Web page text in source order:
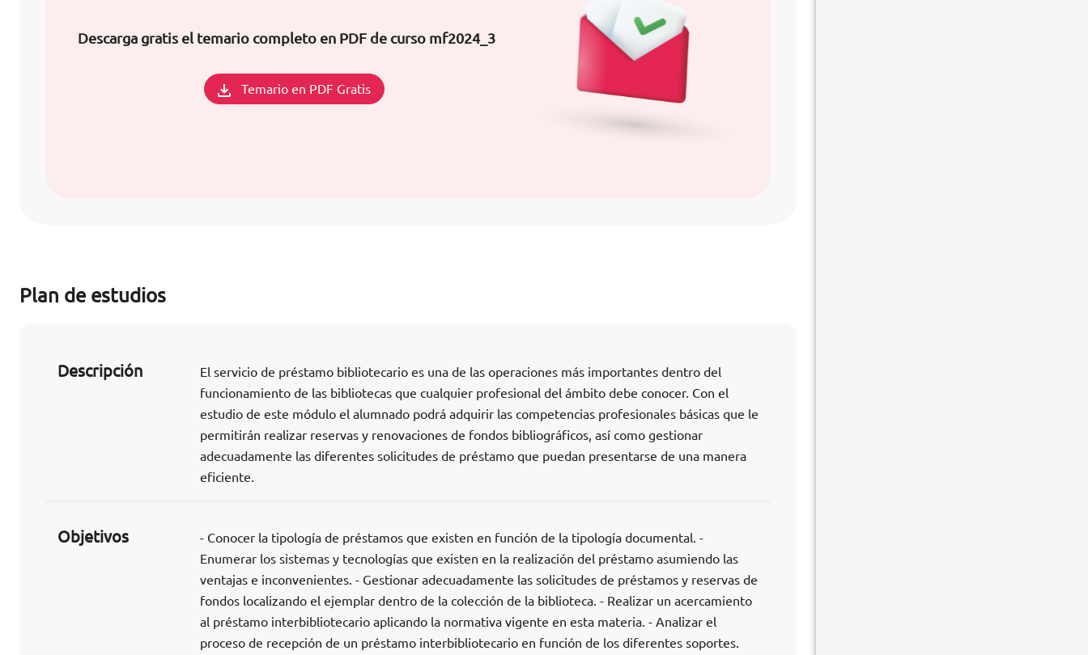
Descarga gratis el temario completo en PDF de curso mf2024_3
Temario en PDF Gratis
Plan de estudios
Descripción
El servicio de préstamo bibliotecario es una de las operaciones más importantes dentro del
funcionamiento de las bibliotecas que cualquier profesional del ámbito debe conocer. Con el
estudio de este módulo el alumnado podrá adquirir las competencias profesionales básicas que le
permitirán realizar reservas y renovaciones de fondos bibliográficos, así como gestionar
adecuadamente las diferentes solicitudes de préstamo que puedan presentarse de una manera
eficiente.
Objetivos
- Conocer la tipología de préstamos que existen en función de la tipología documental. -
Enumerar los sistemas y tecnologías que existen en la realización del préstamo asumiendo las
ventajas e inconvenientes. - Gestionar adecuadamente las solicitudes de préstamos y reservas de
fondos localizando el ejemplar dentro de la colección de la biblioteca. - Realizar un acercamiento
al préstamo interbibliotecario aplicando la normativa vigente en esta materia. - Analizar el
proceso de recepción de un préstamo interbibliotecario en función de los diferentes soportes.